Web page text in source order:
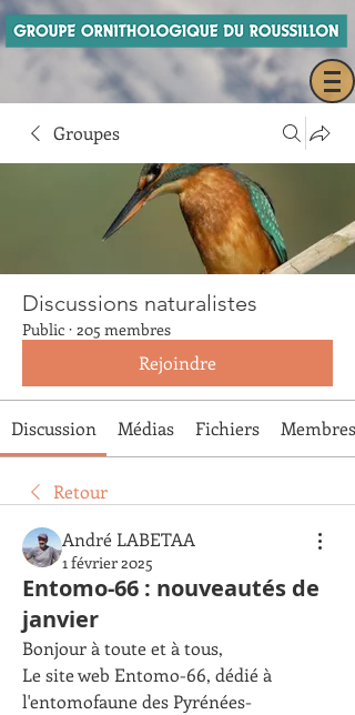
Groupes
Discussions naturalistes
Public · 205 membres
Rejoindre
Discussion Médias Fichiers Membres
Retour
André LABETAA
1 février 2025
Entomo-66 : nouveautés de
janvier
Bonjour à toute et à tous,
Le site web Entomo-66, dédié à
l'entomofaune des Pyrénées-